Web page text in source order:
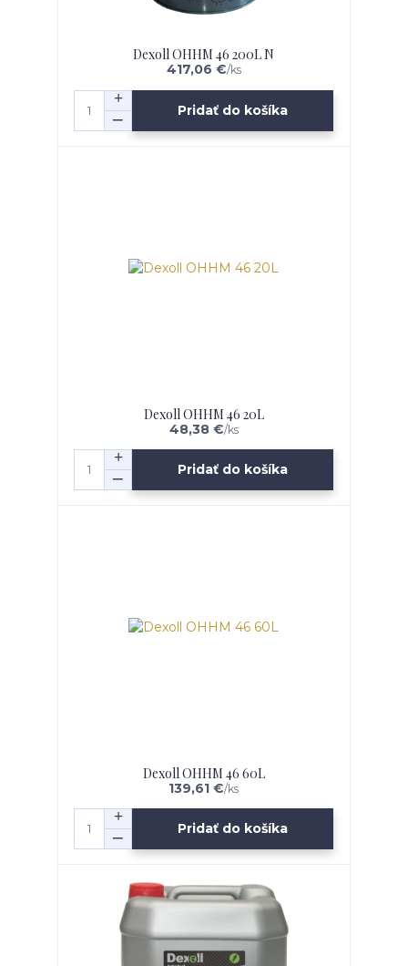
Dexoll OHHM 46 200L N
417,06 €/ks
Pridať do košíka
Dexoll OHHM 46 20L
48,38 €/ks
Pridať do košíka
Dexoll OHHM 46 60L
139,61 €/ks
Pridať do košíka